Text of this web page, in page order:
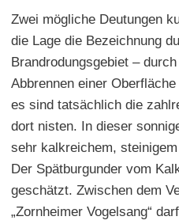
Zwei mögliche Deutungen
die Lage die Bezeichnung
Brandrodungsgebiet –
Abbrennen einer
es sind tatsächlich die
dort nisten. In dieser
sehr kalkreichem,
Der Spätburgunder vom
geschätzt. Zwischen dem
„Zornheimer Vogelsang“